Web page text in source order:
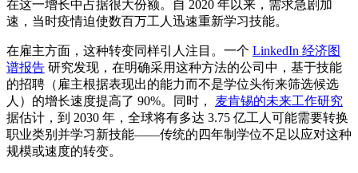
在这一增长中占据很大份额。自 2020 年以来，需求急剧加
速，当时疫情迫使数百万工人迅速重新学习技能。
在雇主方面，这种转变同样引人注目。一个 LinkedIn 经济图
谱报告 研究发现，在明确采用这种方法的公司中，基于技能
的招聘（雇主根据表现出的能力而不是学位头衔来筛选候选
人）的增长速度提高了 90%。同时， 麦肯锡的未来工作研究
据估计，到 2030 年，全球将有多达 3.75 亿工人可能需要转换
职业类别并学习新技能——传统的四年制学位不足以应对这种
规模或速度的转变。